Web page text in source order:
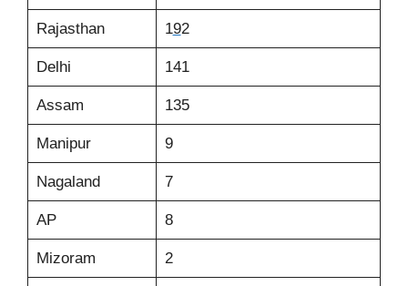
Rajasthan 192
Delhi 141
Assam 135
Manipur 9
Nagaland 7
AP 8
Mizoram 2